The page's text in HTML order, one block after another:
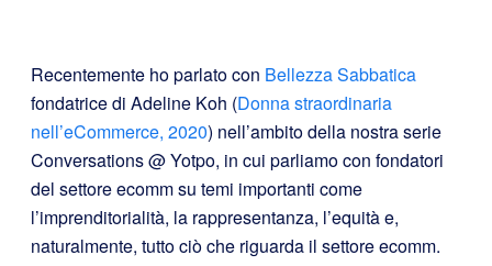
Recentemente ho parlato con Bellezza Sabbatica
fondatrice di Adeline Koh (Donna straordinaria
nell’eCommerce, 2020) nell’ambito della nostra serie
Conversations @ Yotpo, in cui parliamo con fondatori
del settore ecomm su temi importanti come
l’imprenditorialità, la rappresentanza, l’equità e,
naturalmente, tutto ciò che riguarda il settore ecomm.